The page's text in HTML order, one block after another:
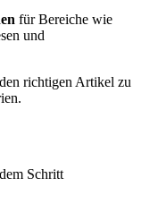
für Bereiche wie
und
richtigen Artikel zu
Schritt